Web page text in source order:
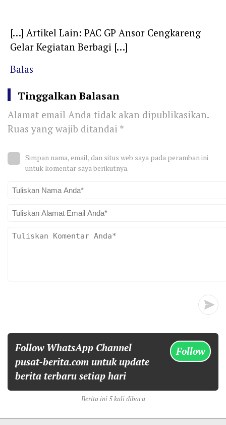
[…] Artikel Lain: PAC GP Ansor Cengkareng
Gelar Kegiatan Berbagi […]
Balas
Tinggalkan Balasan
Alamat email Anda tidak akan dipublikasikan.
Ruas yang wajib ditandai *
Simpan nama, email, dan situs web saya pada peramban ini
untuk komentar saya berikutnya.
Follow WhatsApp Channel
pusat-berita.com untuk update
berita terbaru setiap hari
Follow
Berita ini 5 kali dibaca